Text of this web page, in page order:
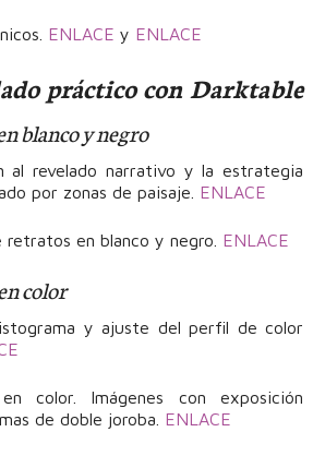
ENLACE y ENLACE
práctico con Darktable
blanco y negro
al revelado narrativo y la estrategia
por zonas de paisaje. ENLACE
retratos en blanco y negro. ENLACE
color
y ajuste del perfil de color
color. Imágenes con exposición
de doble joroba. ENLACE